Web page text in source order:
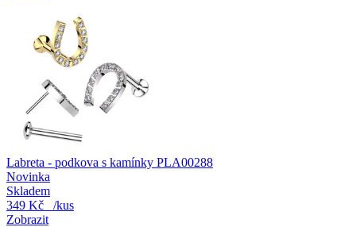
Labreta - podkova s kamínky PLA00288
Novinka
Skladem
349 Kč
/kus
Zobrazit